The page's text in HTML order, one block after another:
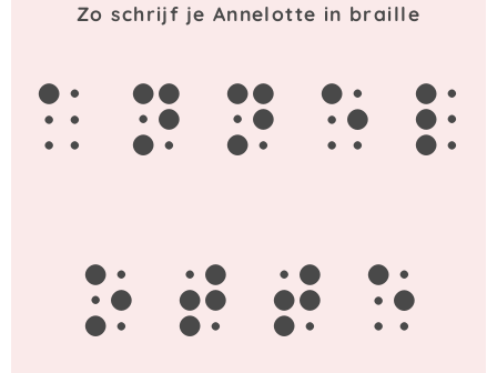
Zo schrijf je Annelotte in braille
a n n e l
o t t e